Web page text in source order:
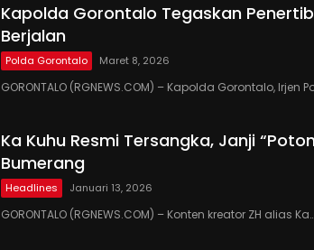
Kapolda Gorontalo Tegaskan
Berjalan
Polda Gorontalo Maret 8, 2026
GORONTALO (RGNEWS.COM) – Kapolda Gorontalo, Irjen
Ka Kuhu Resmi Tersangka, Janji
Bumerang
Headlines Januari 13, 2026
GORONTALO (RGNEWS.COM) – Konten kreator ZH alias Ka…